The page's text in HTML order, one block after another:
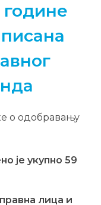
године
о одобравању
је укупно 59
лица и